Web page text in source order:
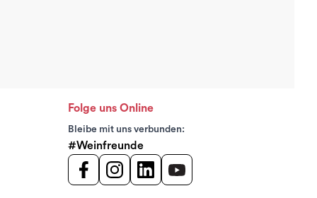
Folge uns Online
Bleibe mit uns verbunden:
#Weinfreunde